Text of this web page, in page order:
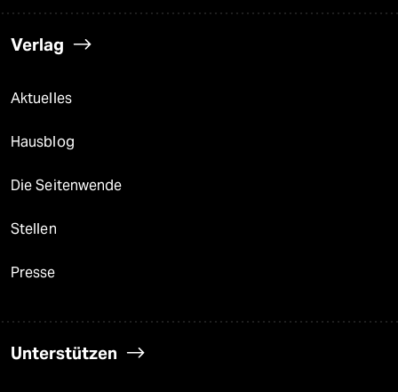
Verlag
Aktuelles
Hausblog
Die Seitenwende
Stellen
Presse
Unterstützen